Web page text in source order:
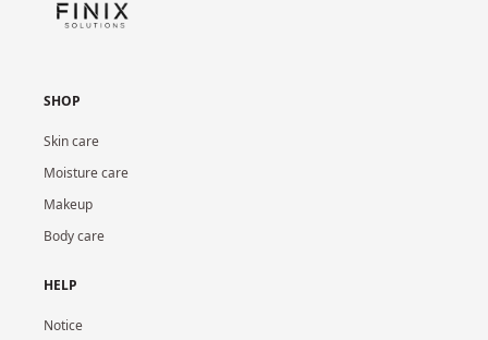
SHOP
Skin care
Moisture care
Makeup
Body care
HELP
Notice